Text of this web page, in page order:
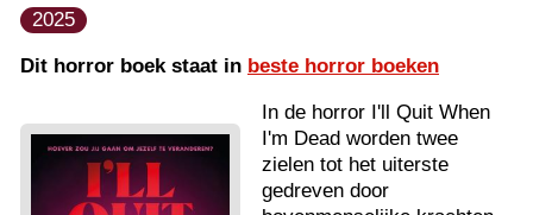
2025
Dit horror boek staat in beste horror boeken
In de horror I'll Quit When
I'm Dead worden twee
zielen tot het uiterste
gedreven door